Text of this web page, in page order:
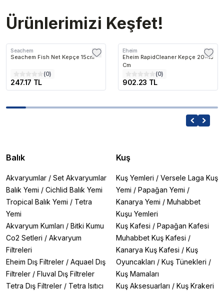
Ürünlerimizi Keşfet!
Seachem
Seachem Fish Net Kepçe 15cm
(0)
247.17 TL
Eheim
Eheim RapidCleaner Kepçe 20x15
Cm
(0)
902.23 TL
Balık
Akvaryumlar / Set Akvaryumlar
Balık Yemi / Cichlid Balık Yemi
Tropical Balık Yemi / Tetra
Yemi
Akvaryum Kumları / Bitki Kumu
Co2 Setleri / Akvaryum
Filtreleri
Eheim Dış Filtreler / Aquael Dış
Filtreler / Fluval Dış Filtreler
Tetra Dış Filtreler / Tetra Isıtıcı
Kuş
Kuş Yemleri / Versele Laga Kuş
Yemi / Papağan Yemi /
Kanarya Yemi / Muhabbet
Kuşu Yemleri
Kuş Kafesi / Papağan Kafesi
Muhabbet Kuş Kafesi /
Kanarya Kuş Kafesi / Kuş
Oyuncakları / Kuş Tünekleri /
Kuş Mamaları
Kuş Aksesuarları / Kuş Krakeri